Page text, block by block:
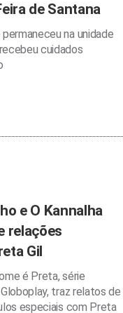
de Santana
na unidade
cuidados
e O Kannalha
relações
Gil
é Preta, série
traz relatos de
especiais com Preta